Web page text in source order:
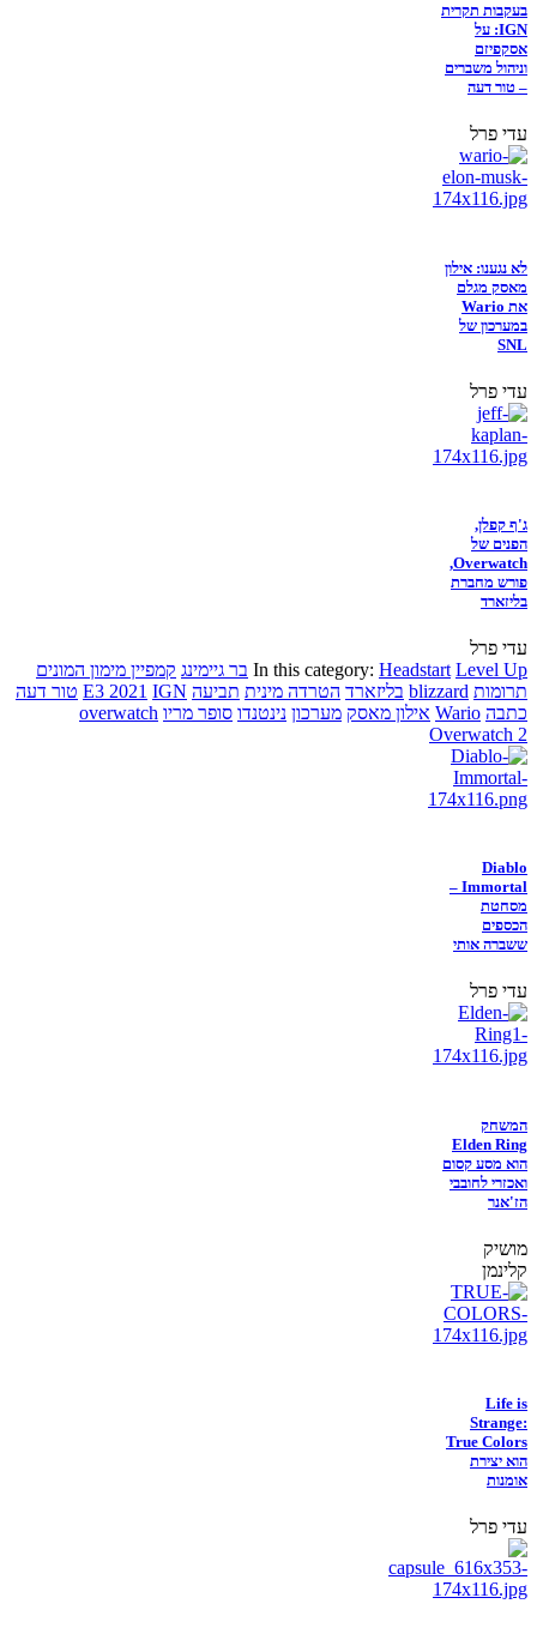
בעקבות תקרית
IGN: על
אסקפיזם
וניהול משברים
– טור דעה
עדי פרל
לא נגענו: אילון
מאסק מגלם
את Wario
במערכון של
SNL
עדי פרל
ג'ף קפלן,
הפנים של
Overwatch,
פורש מחברת
בליזארד
עדי פרל
In this category: Headstart Level Up בר גיימינג קמפיין מימון המונים
תרומות blizzard בליזארד הטרדה מינית תביעה E3 2021 IGN
טור דעה
כתבה Wario אילון מאסק מערכון נינטנדו סופר מריו overwatch
Overwatch 2
Diablo
Immortal –
מסחטת
הכספים
ששברה אותי
עדי פרל
המשחק
Elden Ring
הוא מסע קסום
ואכזרי לחובבי
הז'אנר
מושיק
קלינמן
Life is
Strange:
True Colors
הוא יצירת
אומנות
עדי פרל